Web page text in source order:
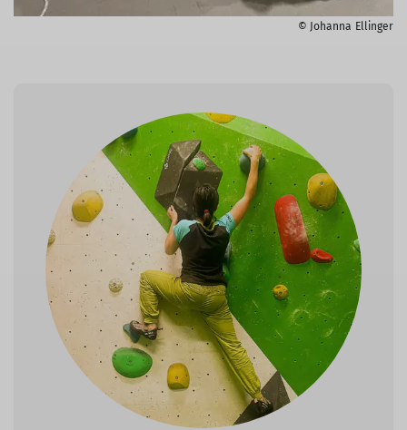
© Johanna Ellinger